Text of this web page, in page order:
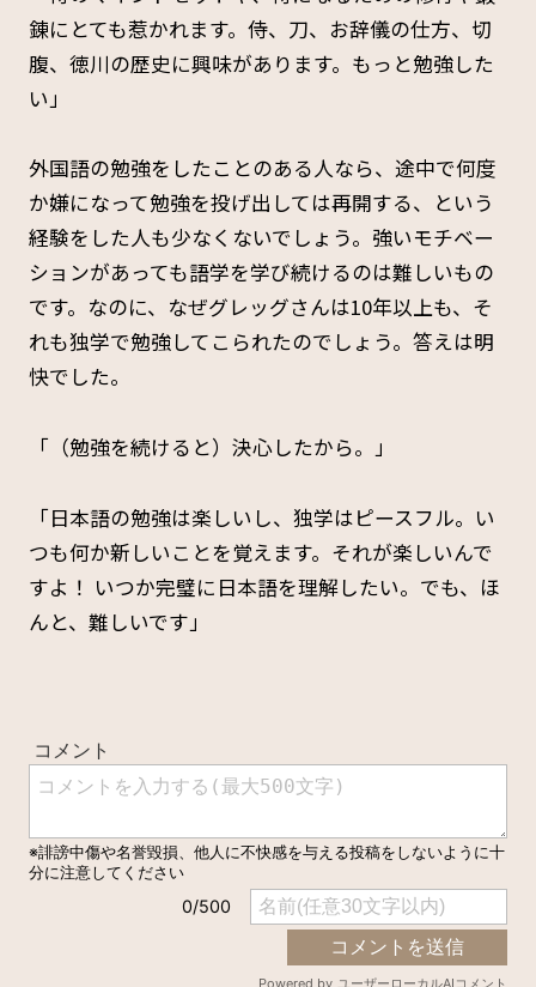
錬にとても惹かれます。侍、刀、お辞儀の仕方、切
腹、徳川の歴史に興味があります。もっと勉強した
い」
外国語の勉強をしたことのある人なら、途中で何度
か嫌になって勉強を投げ出しては再開する、という
経験をした人も少なくないでしょう。強いモチベー
ションがあっても語学を学び続けるのは難しいもの
です。なのに、なぜグレッグさんは10年以上も、そ
れも独学で勉強してこられたのでしょう。答えは明
快でした。
「（勉強を続けると）決心したから。」
「日本語の勉強は楽しいし、独学はピースフル。い
つも何か新しいことを覚えます。それが楽しいんで
すよ！ いつか完璧に日本語を理解したい。でも、ほ
んと、難しいです」